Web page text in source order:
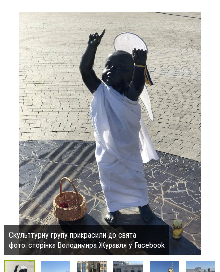
Скульптурну групу прикрасили до свята
фото: сторінка Володимира Журавля у Facebook